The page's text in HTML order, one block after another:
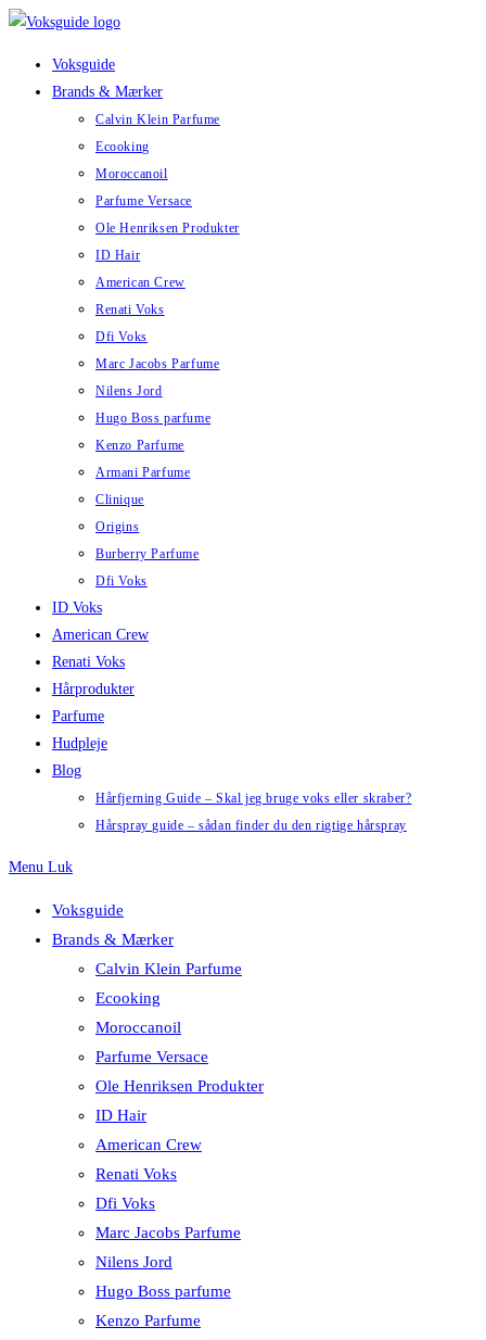
Skip
Voksguide
Brands & Mærker
Calvin Klein Parfume
Ecooking
Moroccanoil
Parfume Versace
Ole Henriksen Produkter
ID Hair
American Crew
Renati Voks
Dfi Voks
Marc Jacobs Parfume
Nilens Jord
Hugo Boss parfume
Kenzo Parfume
Armani Parfume
Clinique
Origins
Burberry Parfume
Dfi Voks
ID Voks
American Crew
Renati Voks
Hårprodukter
Parfume
Hudpleje
Blog
Hårfjerning Guide – Skal jeg bruge voks eller skraber?
Hårspray guide – sådan finder du den rigtige hårspray
Menu Luk
Voksguide
Brands & Mærker
Calvin Klein Parfume
Ecooking
Moroccanoil
Parfume Versace
Ole Henriksen Produkter
ID Hair
American Crew
Renati Voks
Dfi Voks
Marc Jacobs Parfume
Nilens Jord
Hugo Boss parfume
Kenzo Parfume